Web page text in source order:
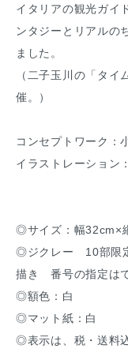
イタリアの観光ガイ
ンタジーとリアルの
ました。
（二子玉川の「タイ
催。）
コンセプトワーク
イラストレーション
◎サイズ：幅32cm×
◎ジクレー 10部限
描き 番号の指定は
◎額色：白
◎マット紙：白
◎表示は、税・送料